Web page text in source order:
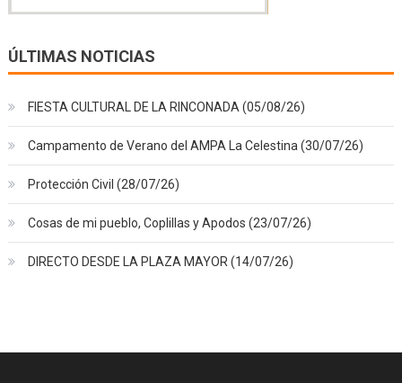
ÚLTIMAS NOTICIAS
FIESTA CULTURAL DE LA RINCONADA (05/08/26)
Campamento de Verano del AMPA La Celestina (30/07/26)
Protección Civil (28/07/26)
Cosas de mi pueblo, Coplillas y Apodos (23/07/26)
DIRECTO DESDE LA PLAZA MAYOR (14/07/26)